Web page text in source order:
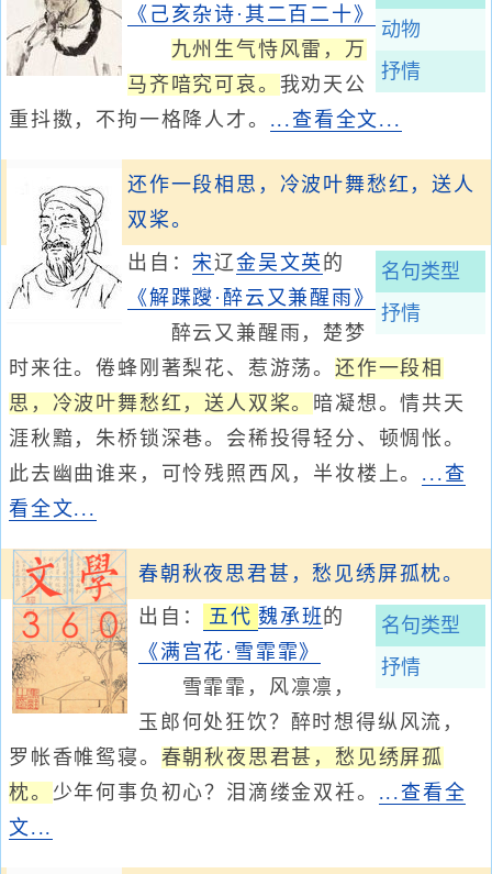
动物
抒情
《己亥杂诗·其二百二十》
九州生气恃风雷，万
马齐喑究可哀。 我劝天公
重抖擞，不拘一格降人才。 ...查看全文...
还作一段相思，冷波叶舞愁红，送人
双桨。
名句类型
抒情
出自：宋辽金吴文英 的
《解蹀躞·醉云又兼醒雨》
醉云又兼醒雨，楚梦
时来往。倦蜂刚著梨花、惹游荡。 还作一段相
思，冷波叶舞愁红，送人双桨。 暗凝想。情共天
涯秋黯，朱桥锁深巷。会稀投得轻分、顿惆怅。
此去幽曲谁来，可怜残照西风，半妆楼上。 ...查
看全文...
春朝秋夜思君甚，愁见绣屏孤枕。
名句类型
抒情
出自： 五代 魏承班 的
《满宫花·雪霏霏》
雪霏霏，风凛凛，
玉郎何处狂饮？醉时想得纵风流，
罗帐香帷鸳寝。 春朝秋夜思君甚，愁见绣屏孤
枕。 少年何事负初心？泪滴缕金双衽。 ...查看全
文...